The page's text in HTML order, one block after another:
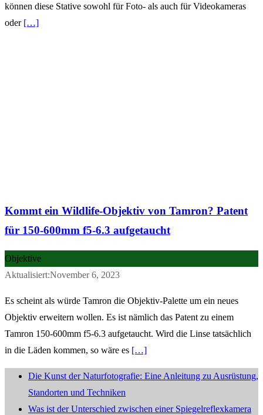
können diese Stative sowohl für Foto- als auch für Videokameras
oder […]
Kommt ein Wildlife-Objektiv von Tamron? Patent
für 150-600mm f5-6.3 aufgetaucht
Objektive
Aktualisiert:November 6, 2023
Es scheint als würde Tamron die Objektiv-Palette um ein neues
Objektiv erweitern wollen. Es ist nämlich das Patent zu einem
Tamron 150-600mm f5-6.3 aufgetaucht. Wird die Linse tatsächlich
in die Läden kommen, so wäre es […]
Die Kunst der Naturfotografie: Eine Anleitung zu Ausrüstung,
Standorten und Techniken
Was ist der Unterschied zwischen einer Spiegelreflexkamera